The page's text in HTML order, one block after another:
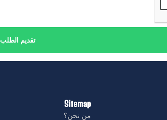
تقديم الطلب
Sitemap
من نحن؟